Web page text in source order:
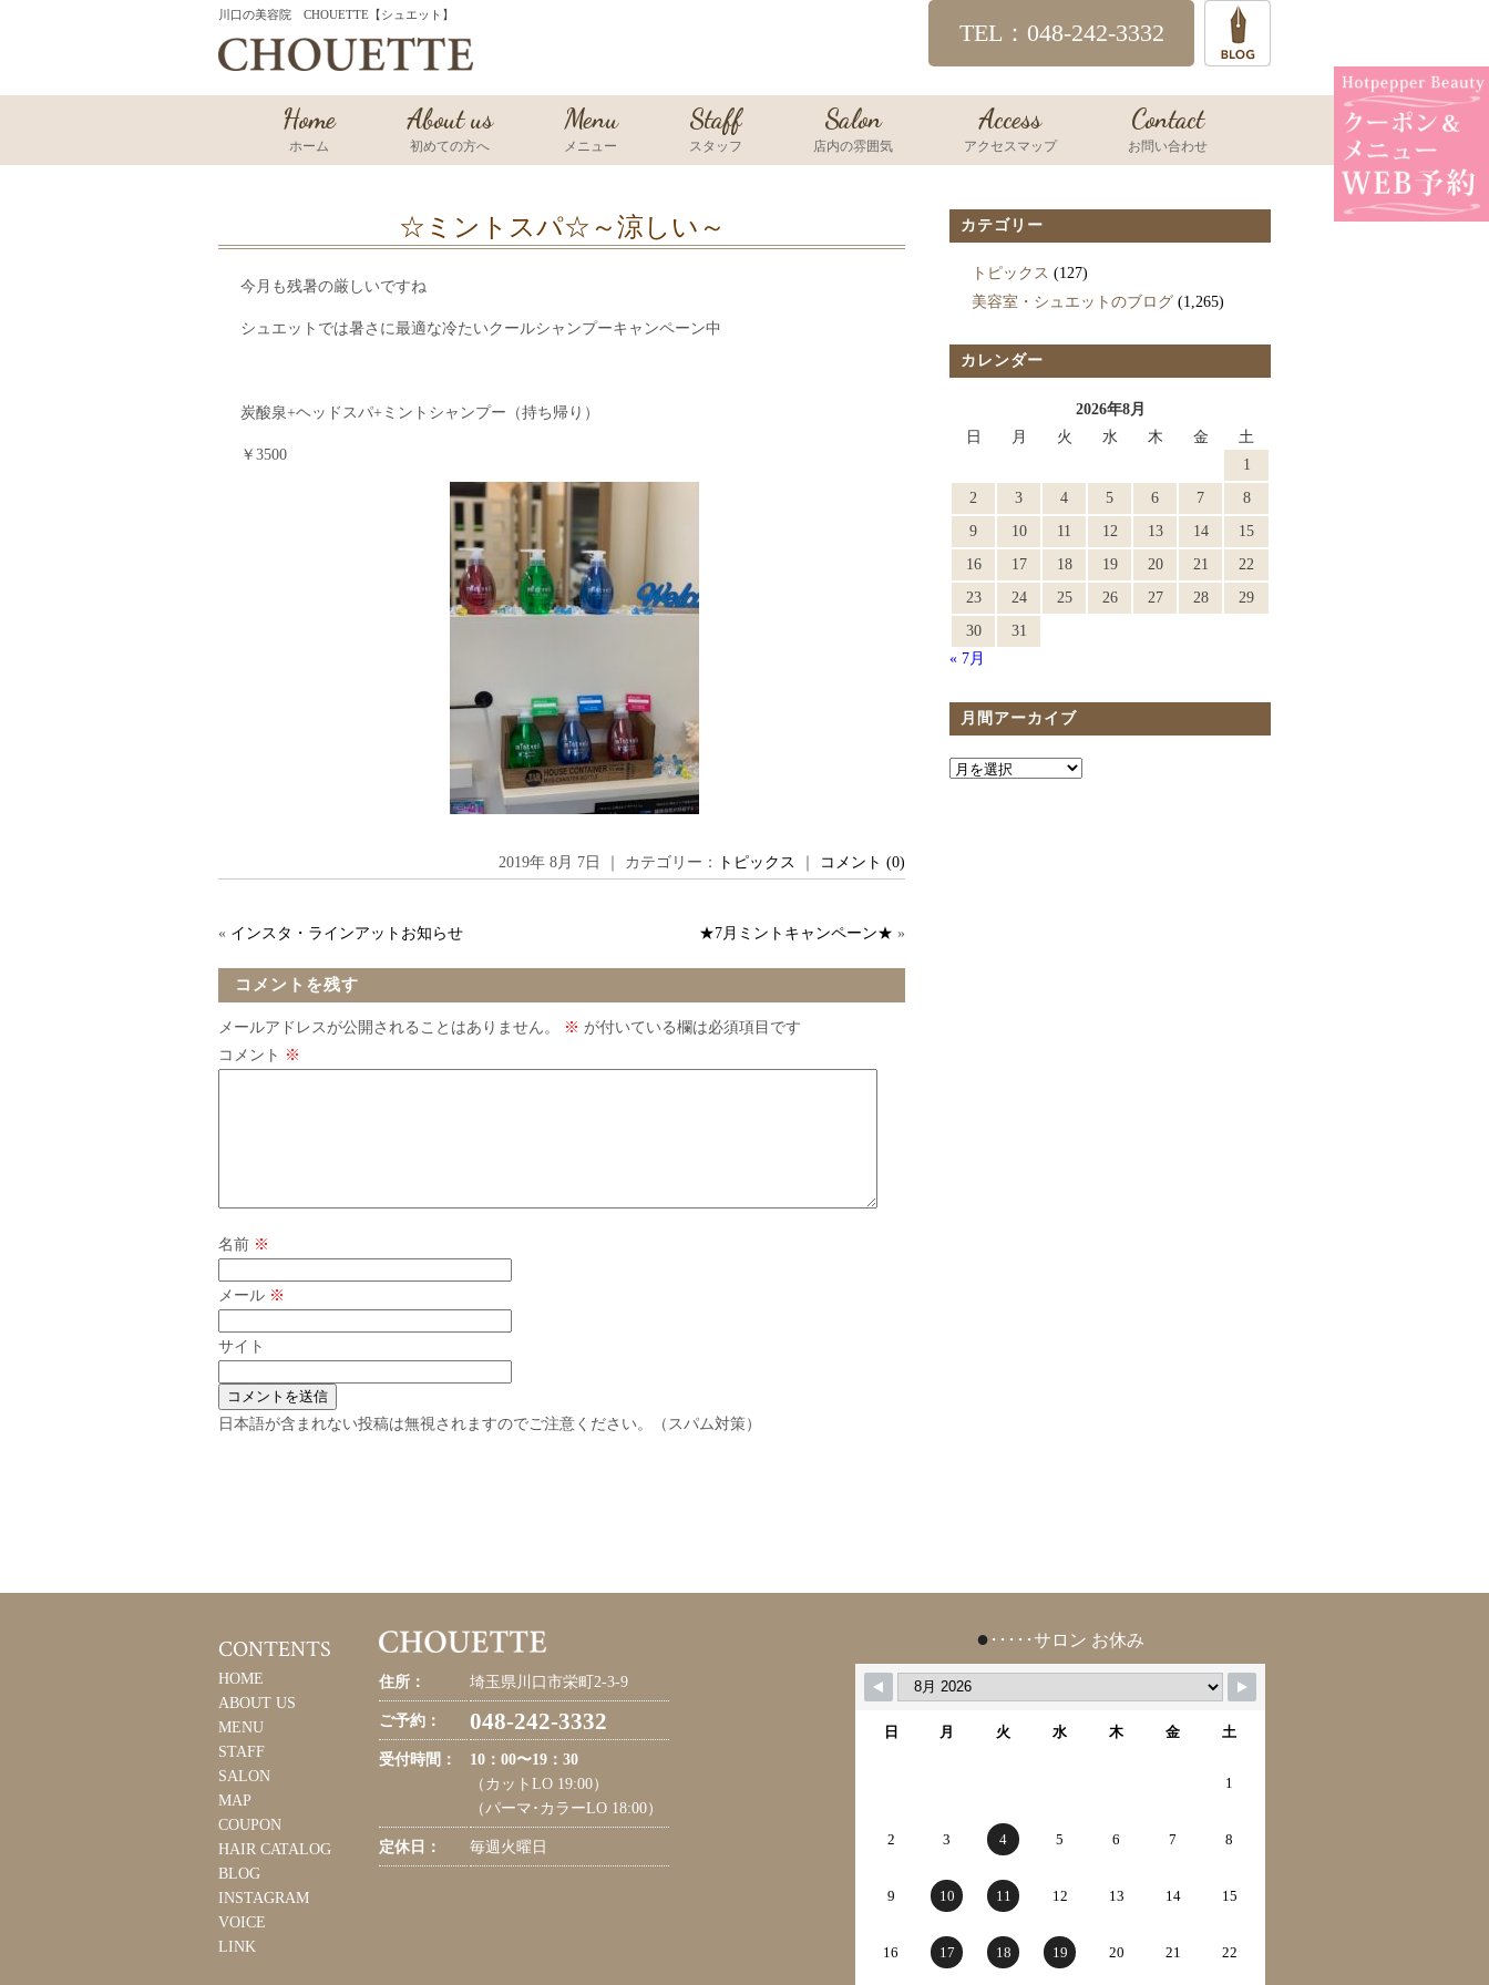
川口の美容院 CHOUETTE【シュエット】
TEL：048-242-3332
Home
ホーム
About us
初めての方へ
Menu
メニュー
Staff
スタッフ
Salon
店内の雰囲気
Access
アクセスマップ
Contact
お問い合わせ
☆ミントスパ☆～涼しい～
今月も残暑の厳しいですね
シュエットでは暑さに最適な冷たいクールシャンプーキャンペーン中
炭酸泉+ヘッドスパ+ミントシャンプー（持ち帰り）
￥3500
2019年 8月 7日 ｜ カテゴリー： トピックス コメント (0)
« インスタ・ラインアットお知らせ ★7月ミントキャンペーン★ »
コメントを残す
メールアドレスが公開されることはありません。 ※ が付いている欄は必須項目です
コメント ※
名前 ※
メール ※
サイト
日本語が含まれない投稿は無視されますのでご注意ください。（スパム対策）
カテゴリー
トピックス (127)
美容室・シュエットのブログ (1,265)
カレンダー
2026年8月
日
月 火 水 木 金
土
1
2
3 4 5 6 7
8
9
10 11 12 13 14
15
16
17 18 19 20 21
22
23
24 25 26 27 28
29
30
31
« 7月
月間アーカイブ
CONTENTS
HOME
ABOUT US
MENU
STAFF
SALON
MAP
COUPON
HAIR CATALOG
BLOG
INSTAGRAM
VOICE
LINK
住所： 埼玉県川口市栄町2-3-9
ご予約： 048-242-3332
受付時間：
10：00〜19：30
（カットLO 19:00）
（パーマ･カラーLO 18:00）
定休日： 毎週火曜日
● ･････サロン お休み
日 月 火 水 木 金 土
1
2 3 4 5 6 7 8
9 10 11 12 13 14 15
16 17 18 19 20 21 22